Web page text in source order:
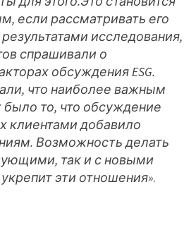
если рассматривать его
исследования,
спрашивали о
обсуждения ESG.
что наиболее важным
то, что обсуждение
клиентами добавило
Возможность делать
так и с новыми
эти отношения».